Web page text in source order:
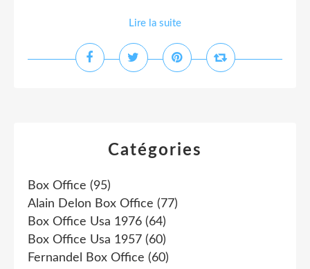
Lire la suite
Catégories
Box Office (95)
Alain Delon Box Office (77)
Box Office Usa 1976 (64)
Box Office Usa 1957 (60)
Fernandel Box Office (60)